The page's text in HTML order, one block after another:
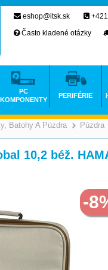
Batohy A Púzdra Púzdra
10,2 béž.
-
eshop@itsk.sk
Často kladené otázky
PC
KOMPONENTY
PERIFÉRIE